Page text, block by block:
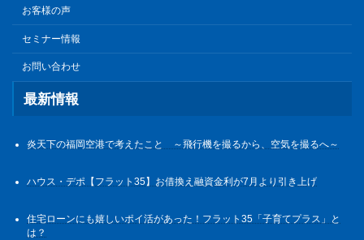
お客様の声
セミナー情報
お問い合わせ
最新情報
炎天下の福岡空港で考えたこと ～飛行機を撮るから、空気を撮るへ～
ハウス・デポ【フラット35】お借換え融資金利が7月より引き上げ
住宅ローンにも嬉しいポイ活があった！フラット35「子育てプラス」と
は？